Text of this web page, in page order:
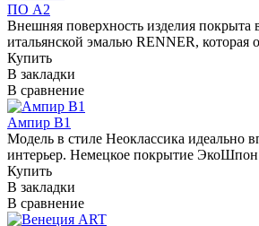
ПО А2
Внешняя поверхность изделия покрыта
итальянской эмалью RENNER, которая
Купить
В закладки
В сравнение
Ампир В1
Модель в стиле Неоклассика идеально
интерьер. Немецкое покрытие ЭкоШпон
Купить
В закладки
В сравнение